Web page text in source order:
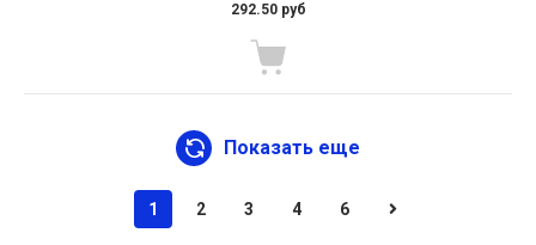
292.50 руб
Показать еще
1 2 3 4 6